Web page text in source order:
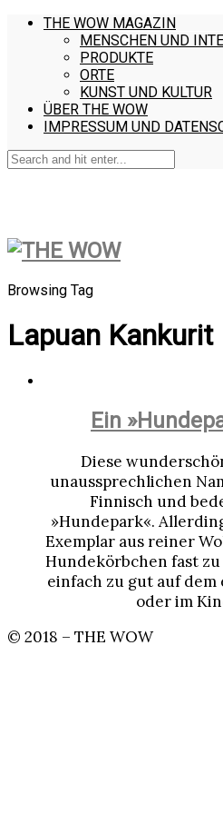
THE WOW MAGAZIN
MENSCHEN UND
PRODUKTE
ORTE
KUNST UND KULTUR
ÜBER THE WOW
IMPRESSUM UND
Browsing Tag
Lapuan Kankurit
Ein
Diese
unaussprechlichen
Finnisch und
»Hundepark«.
Exemplar aus reiner
Hundekörbchen fast zu
einfach zu gut auf dem
oder im
© 2018 – THE WOW